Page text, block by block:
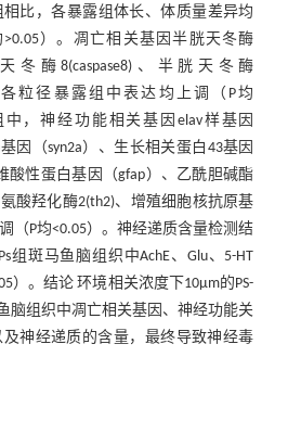
相比，各暴露组体长、体质量差异均
）。凋亡相关基因半胱天冬酶
天冬酶8(caspase8)、半胱天冬酶
各粒径暴露组中表达均上调（P均
中，神经功能相关基因elav样基因
因（syn2a）、生长相关蛋白43基因
酸性蛋白基因（gfap）、乙酰胆碱酯
酸羟化酶2(th2)、增殖细胞核抗原基
（P均<0.05）。神经递质含量检测结
组斑马鱼脑组织中AchE、Glu、5-HT
）。结论 环境相关浓度下10μm的PS-
脑组织中凋亡相关基因、神经功能关
神经递质的含量，最终导致神经毒